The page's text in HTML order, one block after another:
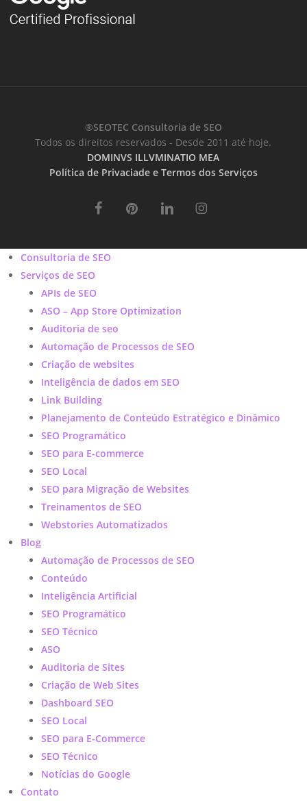
®SEOTEC Consultoria de SEO
Todos os direitos reservados - Desde 2011 até hoje.
DOMINVS ILLVMINATIO MEA
Política de Privaciade e Termos dos Serviços
facebookpinterestlinkedininstagram
Close
Menu
Consultoria de SEO
Serviços de SEO
APIs de SEO
ASO – App Store Optimization
Auditoria de seo
Automação de Processos de SEO
Criação de websites
Inteligência de dados em SEO
Link Building
Planejamento de Conteúdo Estratégico e Dinâmico
SEO Programático
SEO para E-commerce
SEO Local
SEO para Migração de Websites
Treinamentos de SEO
Webstories Automatizados
Blog
Automação de Processos de SEO
Conteúdo
Inteligência Artificial
SEO Programático
SEO Técnico
ASO
Auditoria de Sites
Criação de Web Sites
Dashboard SEO
SEO Local
SEO para E-Commerce
SEO Técnico
Notícias do Google
Contato